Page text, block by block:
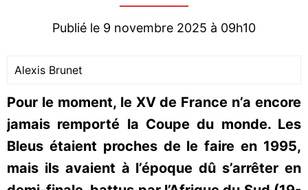
Publié le 9 novembre 2025 à 09h10
Alexis Brunet
Pour le moment, le XV de France n’a encore
jamais remporté la Coupe du monde. Les
Bleus étaient proches de le faire en 1995,
mais ils avaient à l’époque dû s’arrêter en